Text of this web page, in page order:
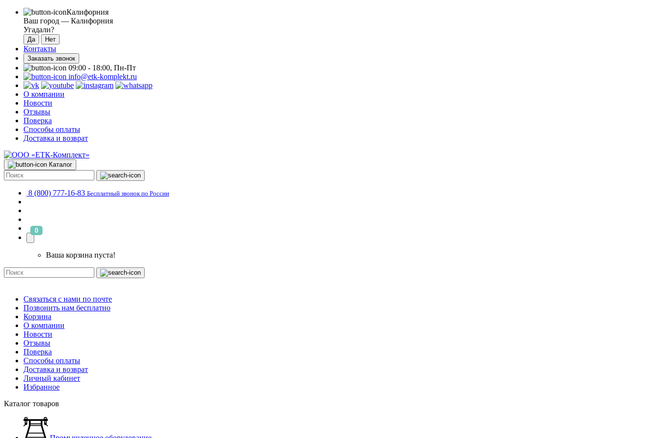
Калифорния
Ваш город — Калифорния
Угадали?
Контакты
Заказать звонок
09:00 - 18:00, Пн-Пт
info@etk-komplekt.ru
О компании
Новости
Отзывы
Поверка
Способы оплаты
Доставка и возврат
Каталог
8 (800) 777-16-83 Бесплатный звонок по России
0
Ваша корзина пуста!
Связаться с нами по почте
Позвонить нам бесплатно
Корзина
О компании
Новости
Отзывы
Поверка
Способы оплаты
Доставка и возврат
Личный кабинет
Избранное
Каталог товаров